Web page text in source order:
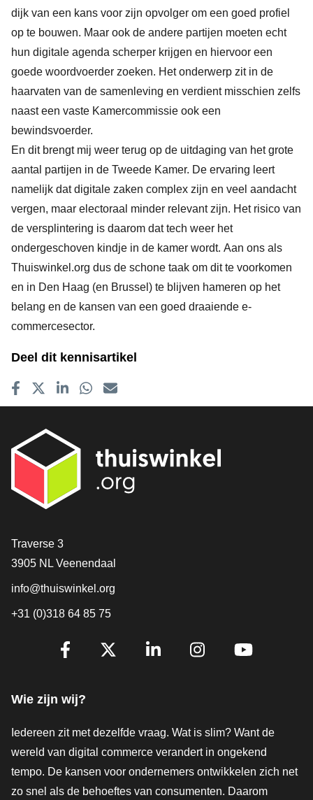
dijk van een kans voor zijn opvolger om een goed profiel
op te bouwen. Maar ook de andere partijen moeten echt
hun digitale agenda scherper krijgen en hiervoor een
goede woordvoerder zoeken. Het onderwerp zit in de
haarvaten van de samenleving en verdient misschien zelfs
naast een vaste Kamercommissie ook een
bewindsvoerder.
En dit brengt mij weer terug op de uitdaging van het grote
aantal partijen in de Tweede Kamer. De ervaring leert
namelijk dat digitale zaken complex zijn en veel aandacht
vergen, maar electoraal minder relevant zijn. Het risico van
de versplintering is daarom dat tech weer het
ondergeschoven kindje in de kamer wordt. ​Aan ons als
Thuiswinkel.org dus de schone taak om dit te voorkomen
en in Den Haag (en Brussel) te blijven hameren op het
belang en de kansen van een goed draaiende e-
commercesector.
Deel dit kennisartikel
Delen op Facebook
TweetDelen op LinkedIn
Delen op WhatsApp
E-mailadres
Contact
Traverse 3
3905 NL Veenendaal
info@thuiswinkel.org
+31 (0)318 64 85 75
Volg je ons al?
Wie zijn wij?
Iedereen zit met dezelfde vraag. Wat is slim? Want de
wereld van digital commerce verandert in ongekend
tempo. De kansen voor ondernemers ontwikkelen zich net
zo snel als de behoeftes van consumenten. Daarom